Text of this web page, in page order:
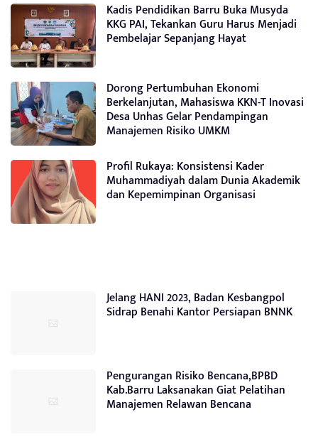
Kadis Pendidikan Barru Buka Musyda
KKG PAI, Tekankan Guru Harus Menjadi
Pembelajar Sepanjang Hayat
Dorong Pertumbuhan Ekonomi
Berkelanjutan, Mahasiswa KKN-T Inovasi
Desa Unhas Gelar Pendampingan
Manajemen Risiko UMKM
Profil Rukaya: Konsistensi Kader
Muhammadiyah dalam Dunia Akademik
dan Kepemimpinan Organisasi
Jelang HANI 2023, Badan Kesbangpol
Sidrap Benahi Kantor Persiapan BNNK
Pengurangan Risiko Bencana,BPBD
Kab.Barru Laksanakan Giat Pelatihan
Manajemen Relawan Bencana